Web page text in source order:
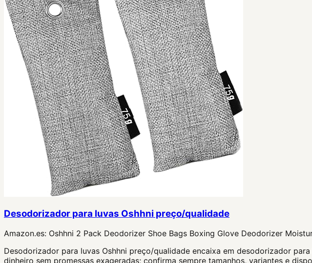
Desodorizador para luvas Oshhni preço/qualidade
Amazon.es: Oshhni 2 Pack Deodorizer Shoe Bags Boxing Glove Deodorizer
Desodorizador para luvas Oshhni preço/qualidade encaixa em desodorizador
dinheiro sem promessas exageradas; confirma sempre tamanhos, variantes e